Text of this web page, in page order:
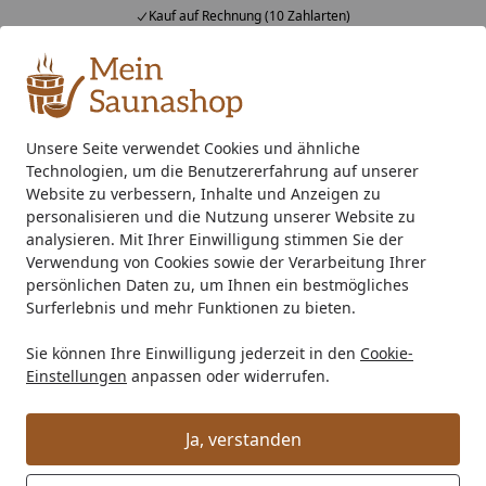
Unsere Seite verwendet Cookies und ähnliche
Technologien, um die Benutzererfahrung auf unserer
Website zu verbessern, Inhalte und Anzeigen zu
personalisieren und die Nutzung unserer Website zu
analysieren. Mit Ihrer Einwilligung stimmen Sie der
Verwendung von Cookies sowie der Verarbeitung Ihrer
persönlichen Daten zu, um Ihnen ein bestmögliches
Surferlebnis und mehr Funktionen zu bieten.
Sie können Ihre Einwilligung jederzeit in den Cookie-
Einstellungen anpassen oder widerrufen.
Ja, verstanden
Kauf auf Rechnung (10 Zahlarten)
Alle Produkte
Mein Konto
Suchen
Startseite
Indoor-Sauna Elementsauna Eckeinstieg Sauna
Karibu Sauna Araya Superior mit
Eckeinstieg 68 mm